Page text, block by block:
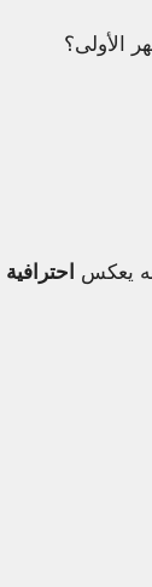
الأولى؟
يعكس احترافية